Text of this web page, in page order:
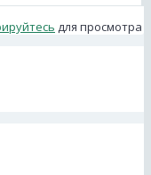
для просмотра